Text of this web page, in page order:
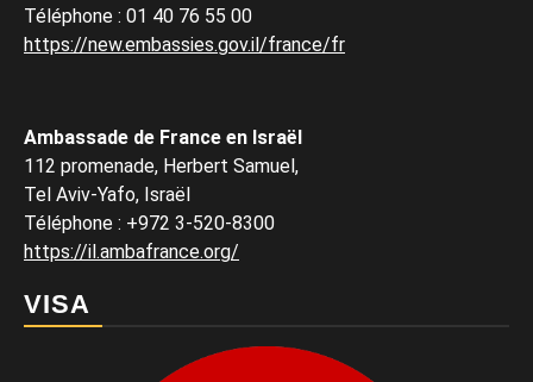
Téléphone : 01 40 76 55 00
https://new.embassies.gov.il/france/fr
Ambassade de France en Israël
112 promenade, Herbert Samuel,
Tel Aviv-Yafo, Israël
Téléphone : +972 3-520-8300
https://il.ambafrance.org/
VISA